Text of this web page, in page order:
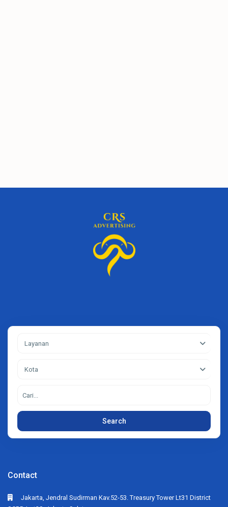
Layanan
Kota
Search
Contact
Jakarta, Jendral Sudirman Kav.52-53. Treasury Tower Lt31 District